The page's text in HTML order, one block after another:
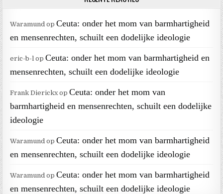
Waramund opCeuta: onder het mom van barmhartigheid
en mensenrechten, schuilt een dodelijke ideologie
eric-b-l opCeuta: onder het mom van barmhartigheid en
mensenrechten, schuilt een dodelijke ideologie
Frank Dierickx opCeuta: onder het mom van
barmhartigheid en mensenrechten, schuilt een dodelijke
ideologie
Waramund opCeuta: onder het mom van barmhartigheid
en mensenrechten, schuilt een dodelijke ideologie
Waramund opCeuta: onder het mom van barmhartigheid
en mensenrechten, schuilt een dodelijke ideologie